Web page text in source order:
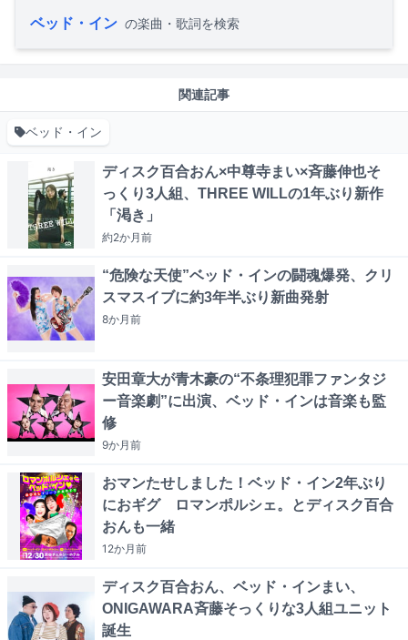
ベッド・イン の楽曲・歌詞を検索
関連記事
ベッド・イン
ディスク百合おん×中尊寺まい×斉藤伸也そ
っくり3人組、THREE WILLの1年ぶり新作
「渇き」
約2か月前
“危険な天使”ベッド・インの闘魂爆発、クリ
スマスイブに約3年半ぶり新曲発射
8か月前
安田章大が青木豪の“不条理犯罪ファンタジ
ー音楽劇”に出演、ベッド・インは音楽も監
修
9か月前
おマンたせしました！ベッド・イン2年ぶり
におギグ ロマンポルシェ。とディスク百合
おんも一緒
12か月前
ディスク百合おん、ベッド・インまい、
ONIGAWARA斉藤そっくりな3人組ユニット
誕生